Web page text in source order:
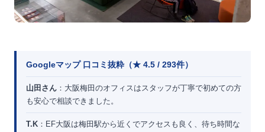
Googleマップ 口コミ抜粋（★ 4.5 / 293件）
山田さん：大阪梅田のオフィスはスタッフが丁寧で初めての方
も安心で相談できました。
T.K：EF大阪は梅田駅から近くでアクセスも良く、待ち時間な